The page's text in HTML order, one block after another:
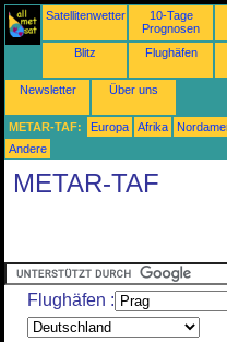
Satellitenwetter
10-Tage
Prognosen
Blitz Flughäfen
Newsletter Über uns
METAR-TAF: Europa Afrika
Andere
METAR-TAF
Flughäfen :